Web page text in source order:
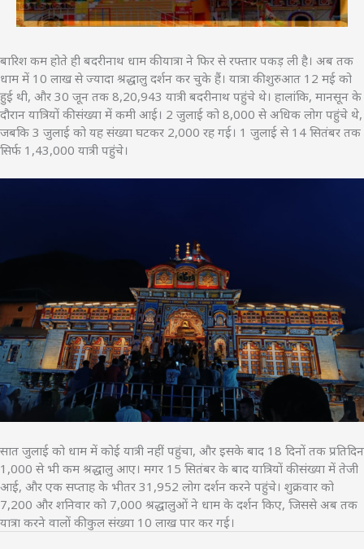
बारिश कम होते ही बदरीनाथ धाम की यात्रा ने फिर से रफ्तार पकड़ ली है। अब तक
धाम में 10 लाख से ज्यादा श्रद्धालु दर्शन कर चुके हैं। यात्रा की शुरुआत 12 मई को
हुई थी, और 30 जून तक 8,20,943 यात्री बदरीनाथ पहुंचे थे। हालांकि, मानसून के
दौरान यात्रियों की संख्या में कमी आई। 2 जुलाई को 8,000 से अधिक लोग पहुंचे थे,
जबकि 3 जुलाई को यह संख्या घटकर 2,000 रह गई। 1 जुलाई से 14 सितंबर तक
सिर्फ 1,43,000 यात्री पहुंचे।
सात जुलाई को धाम में कोई यात्री नहीं पहुंचा, और इसके बाद 18 दिनों तक प्रतिदिन
1,000 से भी कम श्रद्धालु आए। मगर 15 सितंबर के बाद यात्रियों की संख्या में तेजी
आई, और एक सप्ताह के भीतर 31,952 लोग दर्शन करने पहुंचे। शुक्रवार को
7,200 और शनिवार को 7,000 श्रद्धालुओं ने धाम के दर्शन किए, जिससे अब तक
यात्रा करने वालों की कुल संख्या 10 लाख पार कर गई।